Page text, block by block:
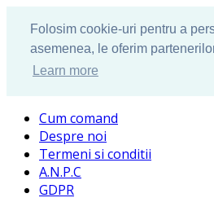
Folosim cookie-uri pentru a
asemenea, le oferim
Learn more
Cum comand
Despre noi
Termeni si conditii
A.N.P.C
GDPR